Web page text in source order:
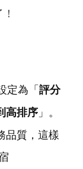
定為「評分
高排序 」。
品質，這樣